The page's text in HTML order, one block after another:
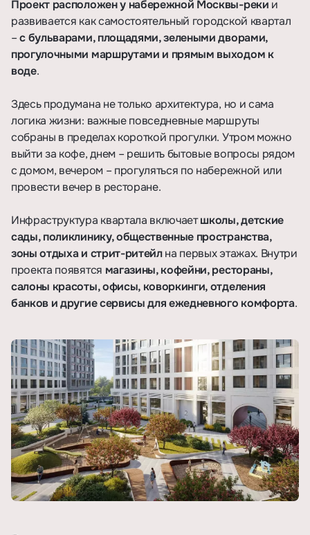
Проект расположен у набережной Москвы-реки и
развивается как самостоятельный городской квартал
–с бульварами, площадями, зелеными дворами,
прогулочными маршрутами и прямым выходом к
воде.
Здесь продумана не только архитектура, но и сама
логика жизни: важные повседневные маршруты
собраны в пределах короткой прогулки. Утром можно
выйти за кофе, днем – решить бытовые вопросы рядом
с домом, вечером – прогуляться по набережной или
провести вечер в ресторане.
Инфраструктура квартала включаетшколы, детские
сады, поликлинику, общественные пространства,
зоны отдыха и стрит-ритейлна первых этажах. Внутри
проекта появятся магазины, кофейни, рестораны,
салоны красоты, офисы, коворкинги, отделения
банков и другие сервисы для ежедневного комфорта.